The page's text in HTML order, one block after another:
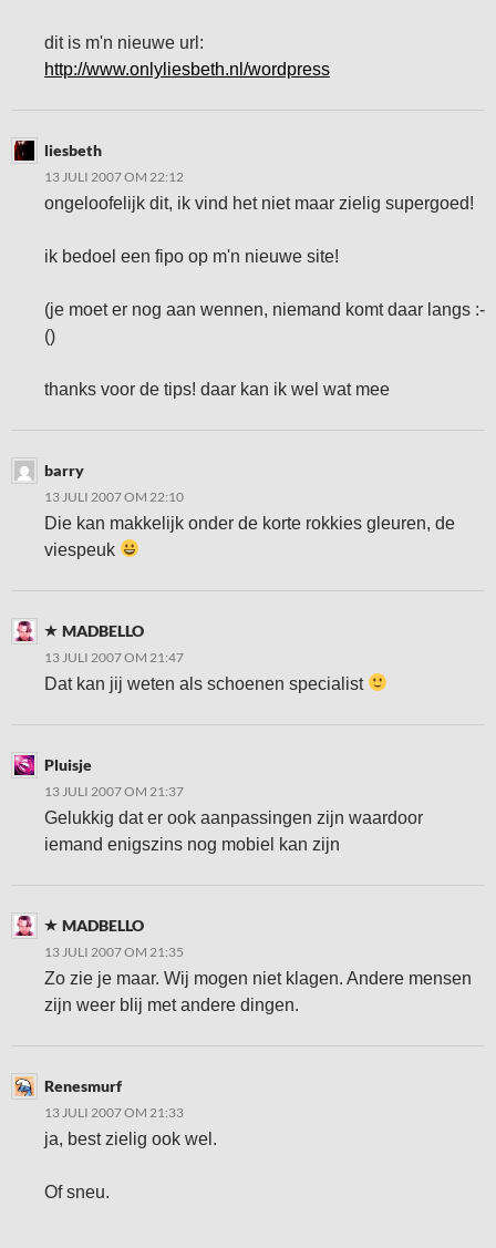
dit is m'n nieuwe url:
http://www.onlyliesbeth.nl/wordpress
liesbeth
13 JULI 2007 OM 22:12
ongeloofelijk dit, ik vind het niet maar zielig supergoed!
ik bedoel een fipo op m'n nieuwe site!
(je moet er nog aan wennen, niemand komt daar langs :-
()
thanks voor de tips! daar kan ik wel wat mee
barry
13 JULI 2007 OM 22:10
Die kan makkelijk onder de korte rokkies gleuren, de
viespeuk
MADBELLO
13 JULI 2007 OM 21:47
Dat kan jij weten als schoenen specialist
Pluisje
13 JULI 2007 OM 21:37
Gelukkig dat er ook aanpassingen zijn waardoor
iemand enigszins nog mobiel kan zijn
MADBELLO
13 JULI 2007 OM 21:35
Zo zie je maar. Wij mogen niet klagen. Andere mensen
zijn weer blij met andere dingen.
Renesmurf
13 JULI 2007 OM 21:33
ja, best zielig ook wel.
Of sneu.